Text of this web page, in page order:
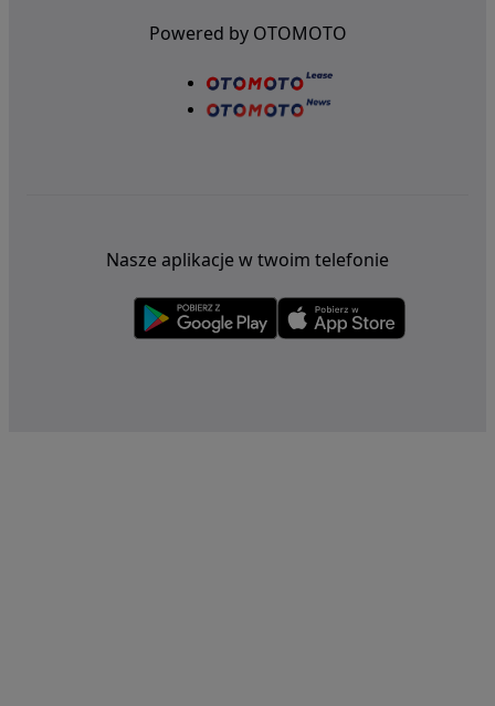
Powered by OTOMOTO
Nasze aplikacje w twoim telefonie